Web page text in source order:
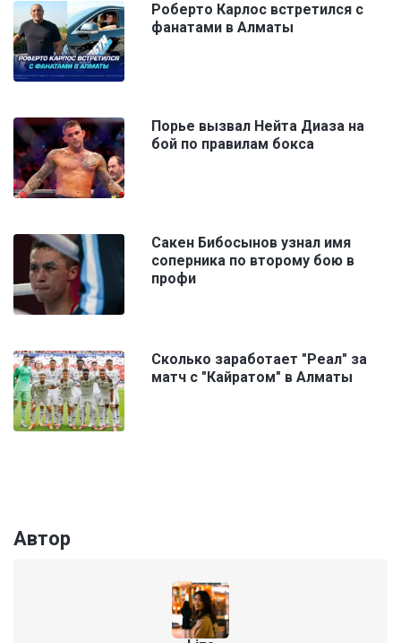
Роберто Карлос встретился с
фанатами в Алматы
Порье вызвал Нейта Диаза на
бой по правилам бокса
Сакен Бибосынов узнал имя
соперника по второму бою в
профи
Сколько заработает "Реал" за
матч с "Кайратом" в Алматы
Автор